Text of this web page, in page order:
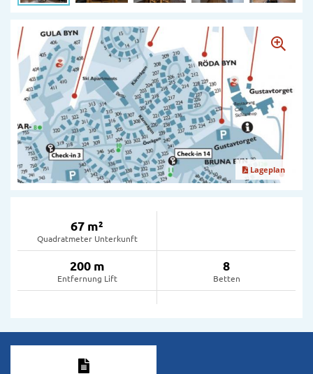
Lageplan
67 m²
Quadratmeter Unterkunft
200 m
Entfernung Lift
8
Betten